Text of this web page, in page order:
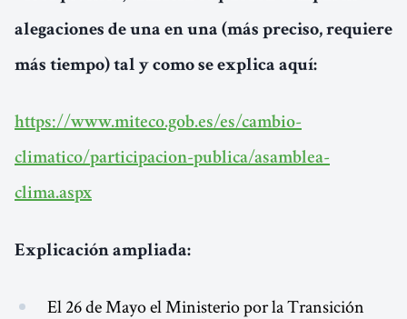
alegaciones de una en una (más preciso, requiere
más tiempo) tal y como se explica aquí:
https://www.miteco.gob.es/es/cambio-
climatico/participacion-publica/asamblea-
clima.aspx
Explicación ampliada:
El 26 de Mayo el Ministerio por la Transición